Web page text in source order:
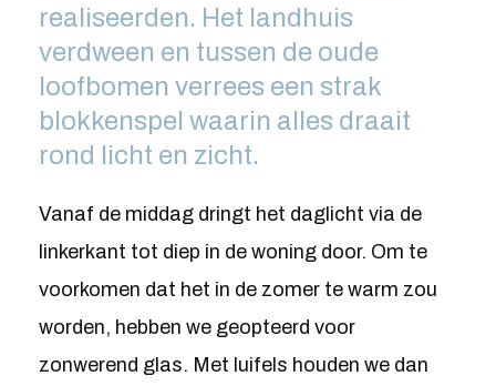
realiseerden. Het landhuis
verdween en tussen de oude
loofbomen verrees een strak
blokkenspel waarin alles draait
rond licht en zicht.
Vanaf de middag dringt het daglicht via de
linkerkant tot diep in de woning door. Om te
voorkomen dat het in de zomer te warm zou
worden, hebben we geopteerd voor
zonwerend glas. Met luifels houden we dan